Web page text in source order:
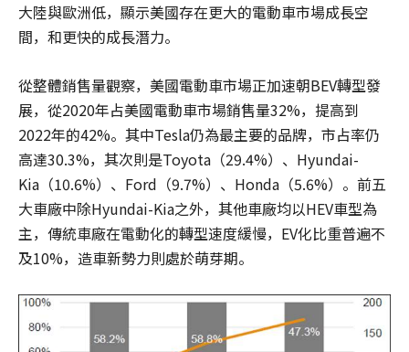
大陸與歐洲低，顯示美國存在更大的電動車市場成長空
間，和更快的成長潛力。
從整體銷售量觀察，美國電動車市場正加速朝BEV轉型發
展，從2020年占美國電動車市場銷售量32%，提高到
2022年的42%。其中Tesla仍為最主要的品牌，市占率仍
高達30.3%，其次則是Toyota（29.4%）、Hyundai-
Kia（10.6%）、Ford（9.7%）、Honda（5.6%）。前五
大車廠中除Hyundai-Kia之外，其他車廠均以HEV車型為
主，傳統車廠在電動化的轉型速度緩慢，EV化比重普遍不
及10%，造車新勢力則處於萌芽期。